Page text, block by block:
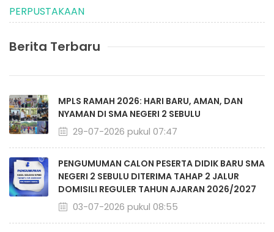
PERPUSTAKAAN
Berita Terbaru
MPLS RAMAH 2026: HARI BARU, AMAN, DAN
NYAMAN DI SMA NEGERI 2 SEBULU
29-07-2026 pukul 07:47
PENGUMUMAN CALON PESERTA DIDIK BARU SMA
NEGERI 2 SEBULU DITERIMA TAHAP 2 JALUR
DOMISILI REGULER TAHUN AJARAN 2026/2027
03-07-2026 pukul 08:55